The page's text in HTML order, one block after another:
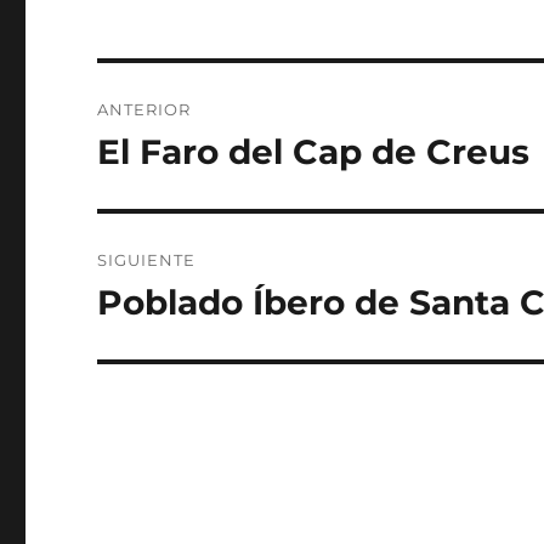
de
ANTERIOR
Entrada
El Faro del Cap de Creus
SIGUIENTE
Entrada
Poblado Íbero de Santa